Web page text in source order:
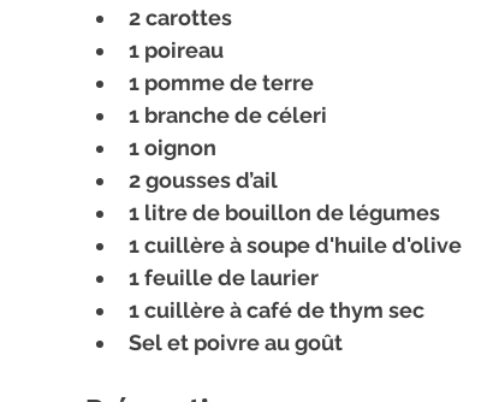
2 carottes
1 poireau
1 pomme de terre
1 branche de céleri
1 oignon
2 gousses d’ail
1 litre de bouillon de légumes
1 cuillère à soupe d'huile d'olive
1 feuille de laurier
1 cuillère à café de thym sec
Sel et poivre au goût